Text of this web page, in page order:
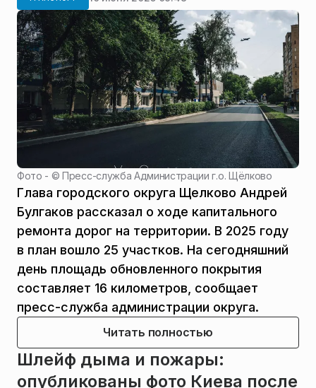
Фото - ©Пресс-служба Администрации г.о. Щёлково
Глава городского округа Щелково Андрей
Булгаков рассказал о ходе капитального
ремонта дорог на территории. В 2025 году
в план вошло 25 участков. На сегодняшний
день площадь обновленного покрытия
составляет 16 километров, сообщает
пресс-служба администрации округа.
Читать полностью
Шлейф дыма и пожары:
опубликованы фото Киева после